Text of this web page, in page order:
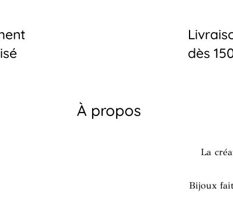
dès
À propos
La
Bijoux